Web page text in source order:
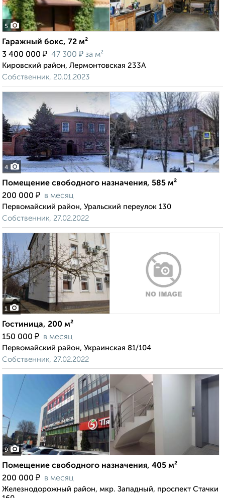
5
Гаражный бокс, 72 м²
3 400 000 ₽ 47 300 ₽ за м²
Кировский район, Лермонтовская 233А
Собственник, 20.01.2023
4
Помещение свободного назначения, 585 м²
200 000 ₽ в месяц
Первомайский район, Уральский переулок 130
Собственник, 27.02.2022
1
Гостиница, 200 м²
150 000 ₽ в месяц
Первомайский район, Украинская 81/104
Собственник, 27.02.2022
9
Помещение свободного назначения, 405 м²
200 000 ₽ в месяц
Железнодорожный район, мкр. Западный, проспект Стачки